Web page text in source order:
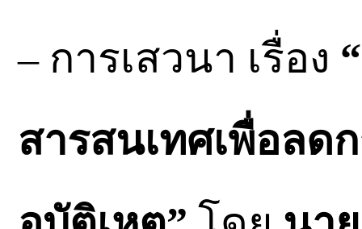
– การเสวนา เรื่อง
สารสนเทศเพื่อลด